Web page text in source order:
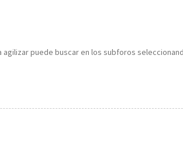
puede buscar en los subforos